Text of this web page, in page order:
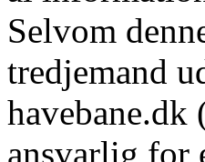
Selvom
tredjemand
ansvarlig for